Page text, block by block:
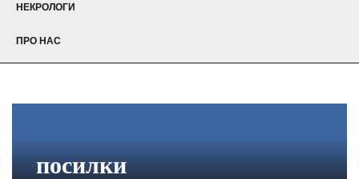
НЕКРОЛОГИ
ПРО НАС
посилки